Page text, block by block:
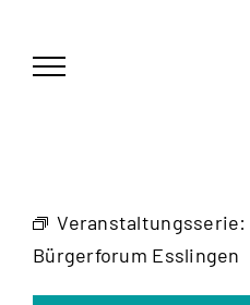
springen
Veranstaltungsserie:
Bürgerforum Esslingen